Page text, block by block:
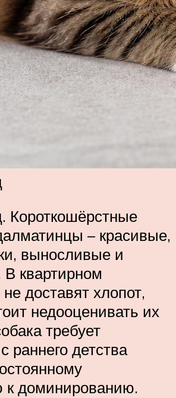
Короткошёрстные
– красивые,
выносливые и
В квартирном
доставят хлопот,
недооценивать их
требует
раннего детства
к доминированию.